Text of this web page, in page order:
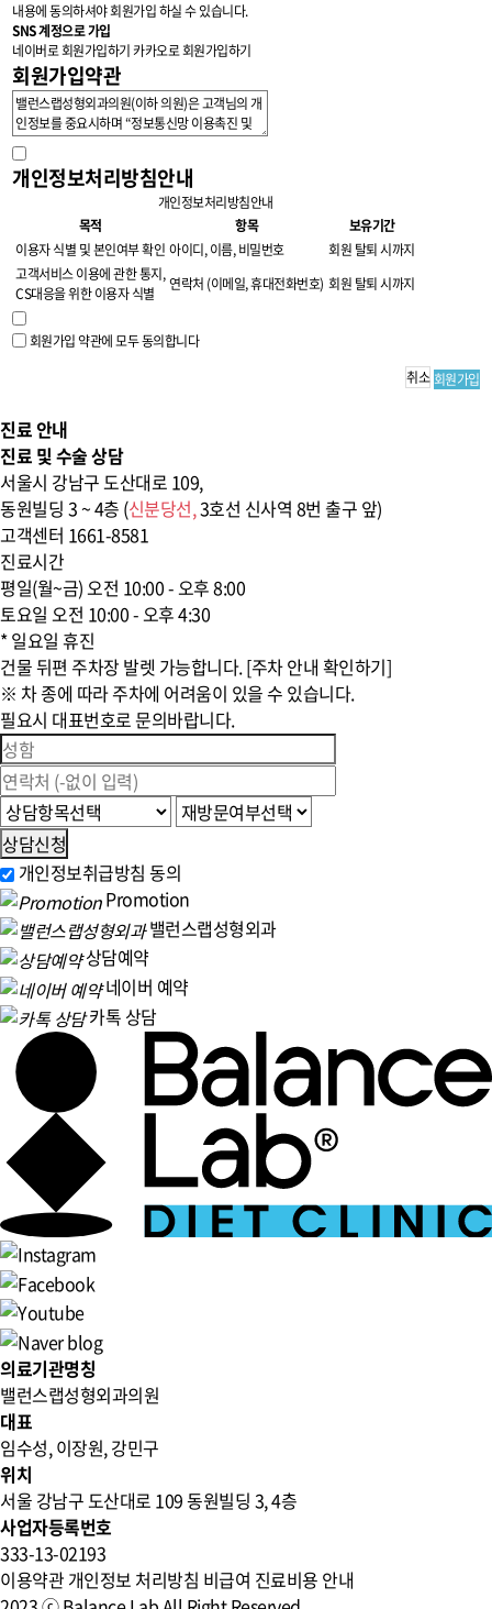
내용에 동의하셔야 회원가입 하실 수 있습니다.
SNS 계정으로 가입
네이버로 회원가입하기 카카오로 회원가입하기
회원가입약관
개인정보처리방침안내
개인정보처리방침안내
목적
항목
보유기간
이용자 식별 및 본인여부 확인 아이디, 이름, 비밀번호
회원 탈퇴 시까지
고객서비스 이용에 관한 통지,
CS대응을 위한 이용자 식별
연락처 (이메일, 휴대전화번호) 회원 탈퇴 시까지
회원가입 약관에 모두 동의합니다
취소 회원가입
진료 안내
진료 및 수술 상담
서울시 강남구 도산대로 109,
동원빌딩 3 ~ 4층 (신분당선,3호선 신사역 8번 출구 앞)
고객센터 1661-8581
진료시간
평일(월~금)오전 10:00 - 오후 8:00
토요일 오전 10:00 - 오후 4:30
* 일요일 휴진
건물 뒤편 주차장 발렛 가능합니다. [주차 안내 확인하기]
※ 차 종에 따라 주차에 어려움이 있을 수 있습니다.
필요시 대표번호로 문의바랍니다.
상담신청
개인정보취급방침 동의
Promotion
밸런스랩성형외과
상담예약
네이버 예약
카톡 상담
의료기관명칭
밸런스랩성형외과의원
대표
임수성, 이장원, 강민구
위치
서울 강남구 도산대로 109 동원빌딩 3, 4층
사업자등록번호
333-13-02193
이용약관 개인정보 처리방침 비급여 진료비용 안내